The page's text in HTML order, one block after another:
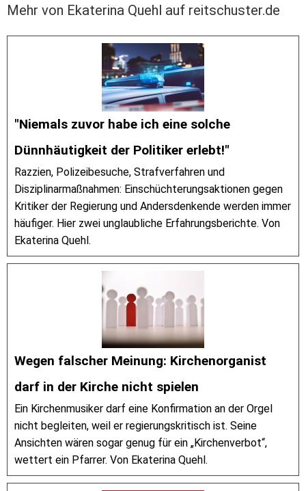
Mehr von Ekaterina Quehl auf reitschuster.de
"Niemals zuvor habe ich eine solche
Dünnhäutigkeit der Politiker erlebt!"
Razzien, Polizeibesuche, Strafverfahren und
Disziplinarmaßnahmen: Einschüchterungsaktionen gegen
Kritiker der Regierung und Andersdenkende werden immer
häufiger. Hier zwei unglaubliche Erfahrungsberichte. Von
Ekaterina Quehl.
Wegen falscher Meinung: Kirchenorganist
darf in der Kirche nicht spielen
Ein Kirchenmusiker darf eine Konfirmation an der Orgel
nicht begleiten, weil er regierungskritisch ist. Seine
Ansichten wären sogar genug für ein „Kirchenverbot“,
wettert ein Pfarrer. Von Ekaterina Quehl.